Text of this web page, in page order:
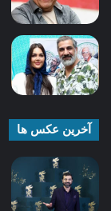
آخرین عکس ها